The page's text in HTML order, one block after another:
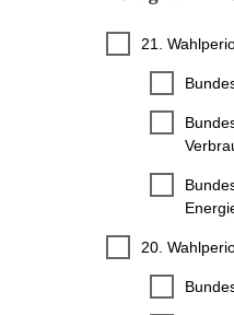
21.
20.